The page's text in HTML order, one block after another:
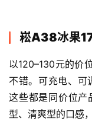
崧A38冰果
以120–130元的价
不错。可充电、可
这些都是同价位产
型、清爽型的口感